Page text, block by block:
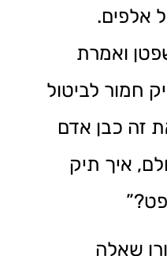
אלפים.
ואמרת
חמור לביטול
זה כבן אדם
איך תיק
שאלה